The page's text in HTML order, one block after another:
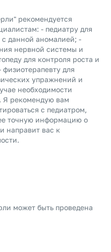
рекомендуется
- педиатру для
с данной аномалией; -
нервной системы и
для контроля роста и
физиотерапевту для
упражнений и
необходимости
Я рекомендую вам
с педиатром,
точную информацию о
направит вас к
может быть проведена